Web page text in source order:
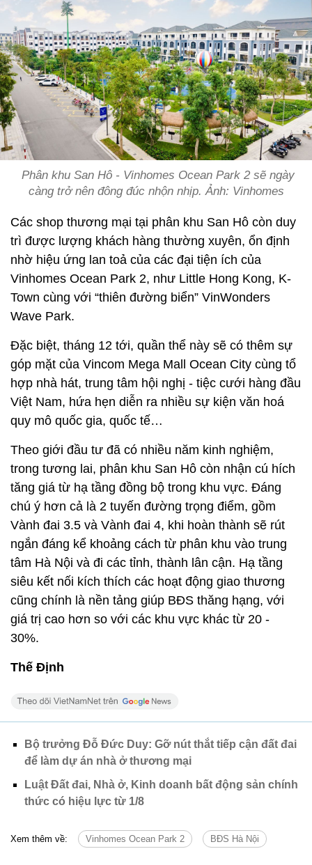
Phân khu San Hô - Vinhomes Ocean Park 2 sẽ ngày
càng trở nên đông đúc nhộn nhịp. Ảnh: Vinhomes
Các shop thương mại tại phân khu San Hô còn duy
trì được lượng khách hàng thường xuyên, ổn định
nhờ hiệu ứng lan toả của các đại tiện ích của
Vinhomes Ocean Park 2, như Little Hong Kong, K-
Town cùng với “thiên đường biển” VinWonders
Wave Park.
Đặc biệt, tháng 12 tới, quần thể này sẽ có thêm sự
góp mặt của Vincom Mega Mall Ocean City cùng tổ
hợp nhà hát, trung tâm hội nghị - tiệc cưới hàng đầu
Việt Nam, hứa hẹn diễn ra nhiều sự kiện văn hoá
quy mô quốc gia, quốc tế…
Theo giới đầu tư đã có nhiều năm kinh nghiệm,
trong tương lai, phân khu San Hô còn nhận cú hích
tăng giá từ hạ tầng đồng bộ trong khu vực. Đáng
chú ý hơn cả là 2 tuyến đường trọng điểm, gồm
Vành đai 3.5 và Vành đai 4, khi hoàn thành sẽ rút
ngắn đáng kể khoảng cách từ phân khu vào trung
tâm Hà Nội và đi các tỉnh, thành lân cận. Hạ tầng
siêu kết nối kích thích các hoạt động giao thương
cũng chính là nền tảng giúp BĐS thăng hạng, với
giá trị cao hơn so với các khu vực khác từ 20 -
30%.
Thế Định
Bộ trưởng Đỗ Đức Duy: Gỡ nút thắt tiếp cận đất đai
để làm dự án nhà ở thương mại
Luật Đất đai, Nhà ở, Kinh doanh bất động sản chính
thức có hiệu lực từ 1/8
Xem thêm về: Vinhomes Ocean Park 2 BĐS Hà Nội